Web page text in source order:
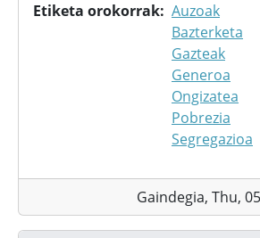
Etiketa orokorrak Auzoak
Bazterketa
Gazteak
Generoa
Ongizatea
Pobrezia
Segregazioa
Gaindegia, Thu,